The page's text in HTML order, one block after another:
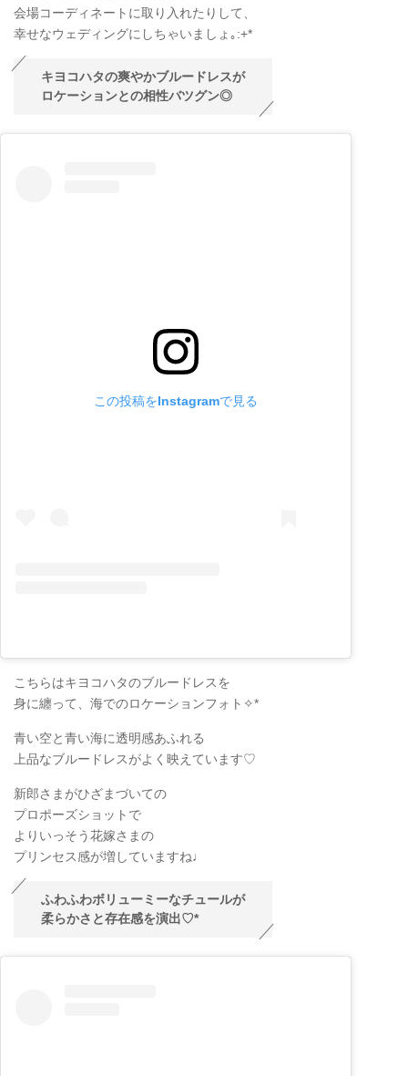
会場コーディネートに取り入れたりして、
幸せなウェディングにしちゃいましょ ｡:+*
キヨコハタの爽やかブルードレスが
ロケーションとの相性バツグン◎
この投稿をInstagramで見る
こちらはキヨコハタのブルードレスを
身に纏って、海でのロケーションフォト✧*
青い空と青い海に透明感あふれる
上品なブルードレスがよく映えています♡
新郎さまがひざまづいての
プロポーズショットで
よりいっそう花嫁さまの
プリンセス感が増していますね♩
ふわふわボリューミーなチュールが
柔らかさと存在感を演出♡*